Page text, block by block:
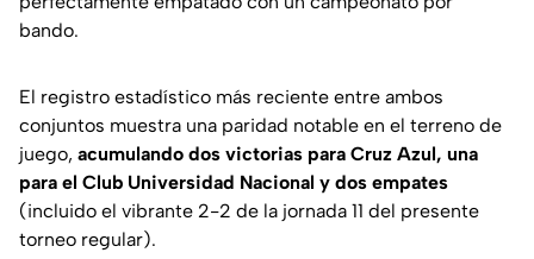
bando.
El registro estadístico más reciente entre ambos
conjuntos muestra una paridad notable en el terreno de
juego, acumulando dos victorias para Cruz Azul, una
para el Club Universidad Nacional y dos empates
(incluido el vibrante 2-2 de la jornada 11 del presente
torneo regular).